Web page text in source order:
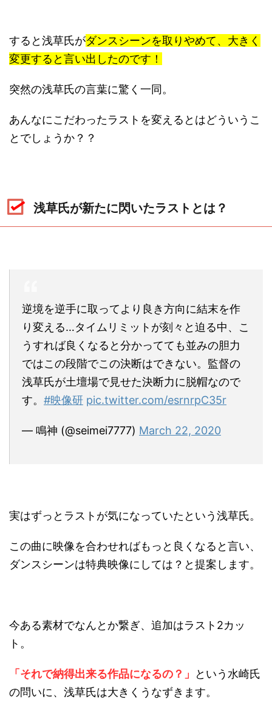
すると浅草氏がダンスシーンを取りやめて、大きく
変更すると言い出したのです！
突然の浅草氏の言葉に驚く一同。
あんなにこだわったラストを変えるとはどういうこ
とでしょうか？？
浅草氏が新たに閃いたラストとは？
逆境を逆手に取ってより良き方向に結末を作
り変える…タイムリミットが刻々と迫る中、こ
うすれば良くなると分かってても並みの胆力
ではこの段階でこの決断はできない。監督の
浅草氏が土壇場で見せた決断力に脱帽なので
す。 #映像研 pic.twitter.com/esrnrpC35r
— 鳴神 (@seimei7777) March 22, 2020
実はずっとラストが気になっていたという浅草氏。
この曲に映像を合わせればもっと良くなると言い、
ダンスシーンは特典映像にしては？と提案します。
今ある素材でなんとか繋ぎ、追加はラスト2カッ
ト。
「それで納得出来る作品になるの？」
という水崎氏
の問いに、浅草氏は大きくうなずきます。